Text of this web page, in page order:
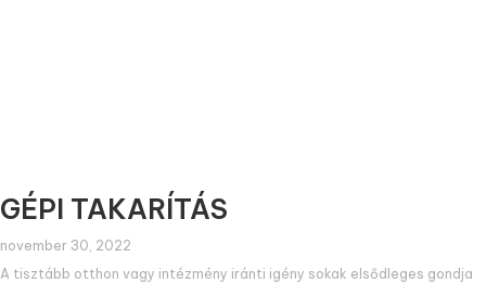
GÉPI TAKARÍTÁS
november 30, 2022
A tisztább otthon vagy intézmény iránti igény sokak elsődleges gondja